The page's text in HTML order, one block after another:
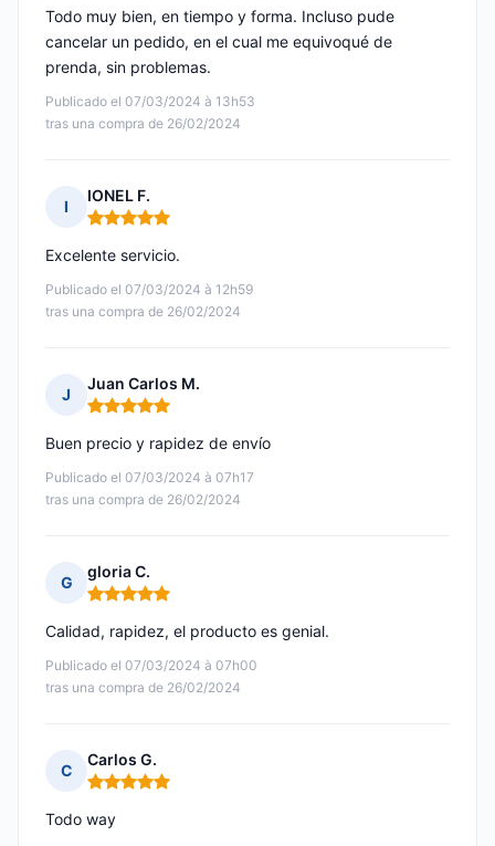
Publicado el 07/03/2024 à 13h53
tras una compra de 26/02/2024
Todo muy bien, en tiempo y forma. Incluso pude
cancelar un pedido, en el cual me equivoqué de
prenda, sin problemas.
I
IONEL F.
Nota: 5 de 5
Publicado el 07/03/2024 à 12h59
tras una compra de 26/02/2024
Excelente servicio.
J
Juan Carlos M.
Nota: 5 de 5
Publicado el 07/03/2024 à 07h17
tras una compra de 26/02/2024
Buen precio y rapidez de envío
G
gloria C.
Nota: 5 de 5
Publicado el 07/03/2024 à 07h00
tras una compra de 26/02/2024
Calidad, rapidez, el producto es genial.
C
Carlos G.
Nota: 5 de 5
Todo way